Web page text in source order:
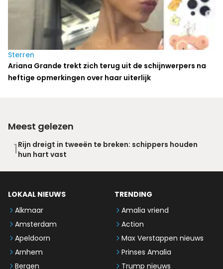
Sterren
Ariana Grande trekt zich terug uit de schijnwerpers na
heftige opmerkingen over haar uiterlijk
Meest gelezen
1Rijn dreigt in tweeën te breken: schippers houden
hun hart vast
LOKAAL NIEUWS
Alkmaar
Amsterdam
Apeldoorn
Arnhem
Bergen
TRENDING
Amalia vriend
Action
Max Verstappen nieuws
Prinses Amalia
Trump nieuws